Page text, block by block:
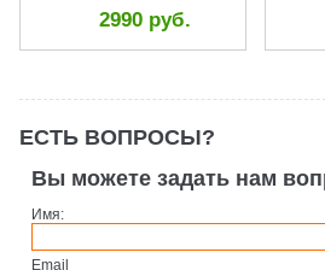
2990 руб.
ЕСТЬ ВОПРОСЫ?
Вы можете задать нам
Имя:
Email